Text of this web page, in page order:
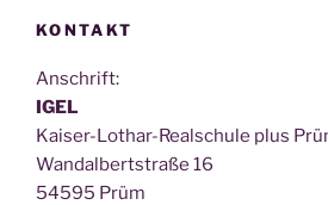
KONTAKT
Anschrift:
IGEL
Kai­ser-Lothar-Real­schu­le plus
Wan­dal­bert­stra­ße 16
54595 Prüm